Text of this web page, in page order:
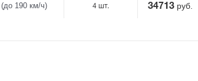
(до 190 км/ч) 4 шт. 34713 руб.